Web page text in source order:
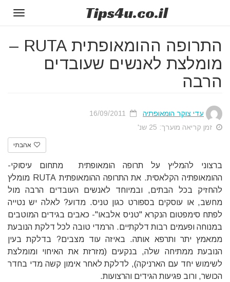
Tips4u.co.il
התרופה ההומאופתית RUTA –
מומלצת לאנשים שעובדים
הרבה
עדי צוקר הומאופתיה
זמן קריאה מוערך: 25 שנ'
אהבתי
ברצוני להמליץ על תרופה הומאופתית מתחום עיסוקי-
ההומאופתיה הקלאסית. את התרופה ההומאופתית RUTA מומלץ
להחזיק בכל הבתים, ובמיוחד לאנשים העובדים הרבה מול
מחשב, או עוסקים בספורט כגון טניס. מדוע? לאלה יש נטייה
לפתח סימפטום הנקרא "טניס אלבאו"- כאבים בגידים המוטבים
במנוחה ופעמים רבות דלקתיים. הרמדי טובה לכל דלקת הנובעת
ממאמץ יתר ותרפא אותה. באיזה עוד מצבים? בדלקת בעין
הנובעת ממתיחה שלה, בנקעים (מזרזת את האיחוי ומומלצת
לשימוש יחד עם הארניקה), לדלקת לאחר אימון קשה מדי בחדר
הכושר, ורוב פגיעות הגידים והרצועות.